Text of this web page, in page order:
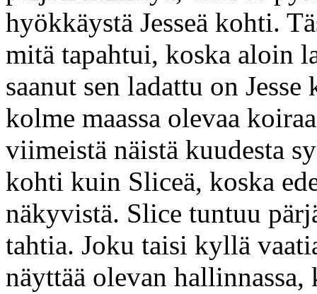
hyökkäystä Jesseä kohti.
mitä tapahtui, koska aloin
saanut sen ladattu on
kolme maassa olevaa
viimeistä näistä kuudesta
kohti kuin Sliceä, koska
näkyvistä. Slice tuntuu
tahtia. Joku taisi kyllä
näyttää olevan